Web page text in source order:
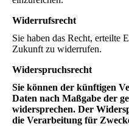
Widerrufsrecht
Sie haben das Recht,
Zukunft zu widerrufen.
Widerspruchsrecht
Sie können der künftigen
Daten nach Maßgabe der
widersprechen. Der
die Verarbeitung für